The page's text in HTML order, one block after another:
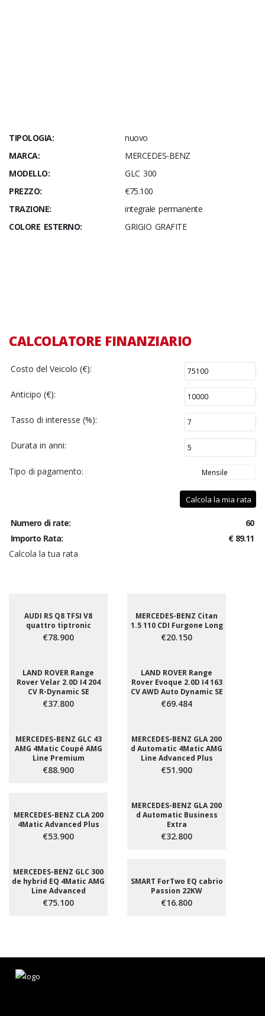
TIPOLOGIA:
nuovo
MARCA:
MERCEDES-BENZ
MODELLO:
GLC 300
PREZZO:
€75.100
TRAZIONE:
integrale permanente
COLORE ESTERNO:
GRIGIO GRAFITE
CALCOLATORE FINANZIARIO
Costo del Veicolo (€):
Anticipo (€):
Tasso di interesse (%):
Durata in anni:
Tipo di pagamento:
Calcola la mia rata
Numero di rate:
60
Importo Rata:
€ 89.11
Calcola la tua rata
AUDI RS Q8 TFSI V8
quattro tiptronic
€78.900
MERCEDES-BENZ Citan
1.5 110 CDI Furgone Long
€20.150
LAND ROVER Range
Rover Velar 2.0D I4 204
CV R-Dynamic SE
€37.800
LAND ROVER Range
Rover Evoque 2.0D I4 163
CV AWD Auto Dynamic SE
€69.484
MERCEDES-BENZ GLC 43
AMG 4Matic Coupé AMG
Line Premium
€88.900
MERCEDES-BENZ GLA 200
d Automatic 4Matic AMG
Line Advanced Plus
€51.900
MERCEDES-BENZ CLA 200
4Matic Advanced Plus
€53.900
MERCEDES-BENZ GLA 200
d Automatic Business
Extra
€32.800
MERCEDES-BENZ GLC 300
de hybrid EQ 4Matic AMG
Line Advanced
€75.100
SMART ForTwo EQ cabrio
Passion 22KW
€16.800